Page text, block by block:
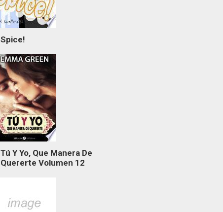
Spice!
Tú Y Yo, Que Manera De
Quererte Volumen 12